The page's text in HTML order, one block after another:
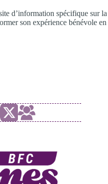
d’information spécifique sur la
son expérience bénévole en